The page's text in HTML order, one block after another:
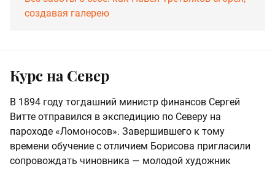
создавая галерею
Курс на Север
В 1894 году тогдашний министр финансов Сергей
Витте отправился в экспедицию по Северу на
пароходе «Ломоносов». Завершившего к тому
времени обучение с отличием Борисова пригласили
сопровождать чиновника — молодой художник